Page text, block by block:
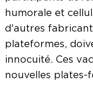
humorale et
d'autres
plateformes,
innocuité. Ces
nouvelles plates-